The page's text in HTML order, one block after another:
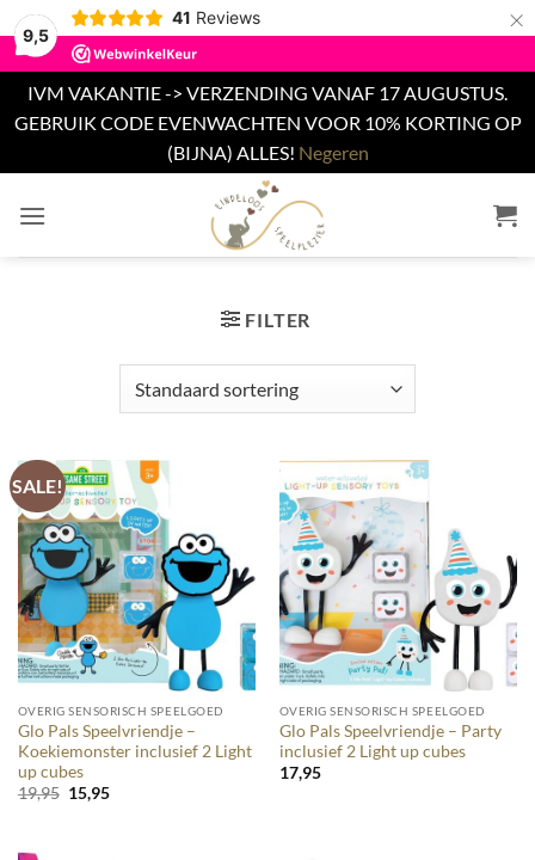
9,5
41 Reviews ×
IVM VAKANTIE -> VERZENDING VANAF 17 AUGUSTUS.
GEBRUIK CODE EVENWACHTEN VOOR 10% KORTING OP
(BIJNA) ALLES! Negeren
naar
FILTER
SALE!
OVERIG SENSORISCH SPEELGOED
Glo Pals Speelvriendje –
Koekiemonster inclusief 2 Light
up cubes
19,95 Oorspronkelijke
prijs
15,95Huidige
OVERIG SENSORISCH SPEELGOED
Glo Pals Speelvriendje – Party
inclusief 2 Light up cubes
17,95